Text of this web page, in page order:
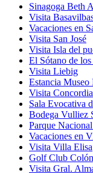
Sinagoga Beth
Visita
Vacaciones en
Visita San José
Visita Isla del
El Sótano de los
Visita Liebig
Estancia
Visita Concordia
Sala Evocativa
Bodega Vulliez
Parque
Vacaciones en
Visita Villa Elisa
Golf Club Colón
Visita Gral.